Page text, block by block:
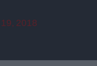
2018